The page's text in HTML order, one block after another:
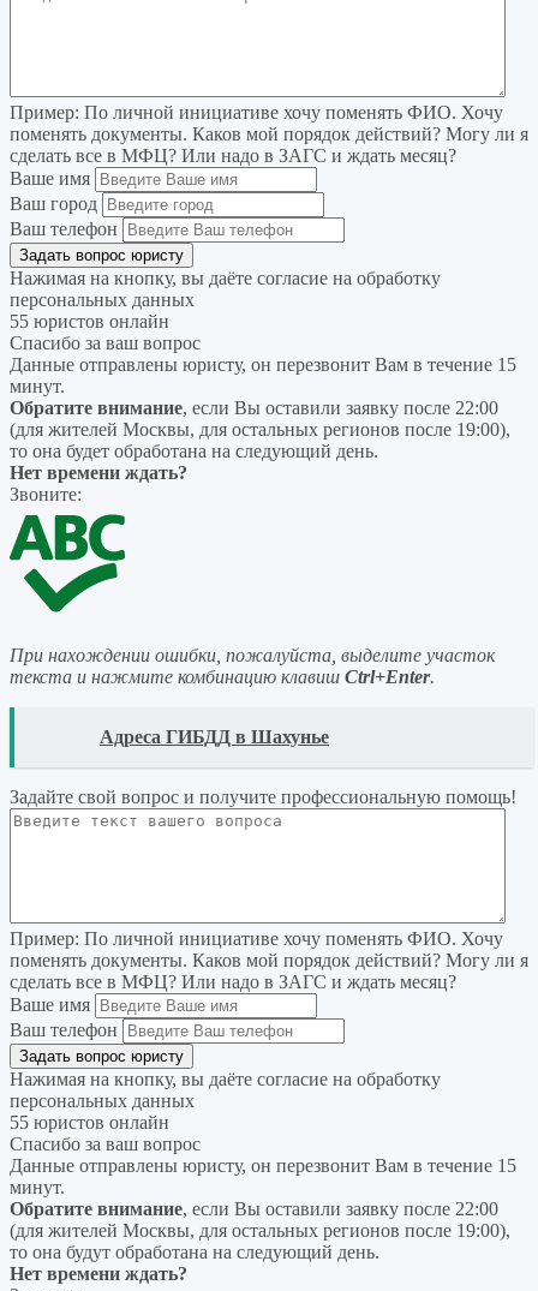
Пример: По личной инициативе хочу поменять ФИО. Хочу
поменять документы. Каков мой порядок действий? Могу ли я
сделать все в МФЦ? Или надо в ЗАГС и ждать месяц?
Ваше имя
Ваш город
Ваш телефон
Нажимая на кнопку, вы даёте согласие на обработку
персональных данных
55 юристов онлайн
Спасибо за ваш вопрос
Данные отправлены юристу, он перезвонит Вам в течение 15
минут.
Обратите внимание, если Вы оставили заявку после 22:00
(для жителей Москвы, для остальных регионов после 19:00),
то она будет обработана на следующий день.
Нет времени ждать?
Звоните:
При нахождении ошибки, пожалуйста, выделите участок
текста и нажмите комбинацию клавиш Ctrl+Enter.
Адреса ГИБДД в Шахунье
Задайте свой вопрос и получите профессиональную помощь!
Пример: По личной инициативе хочу поменять ФИО. Хочу
поменять документы. Каков мой порядок действий? Могу ли я
сделать все в МФЦ? Или надо в ЗАГС и ждать месяц?
Ваше имя
Ваш телефон
Нажимая на кнопку, вы даёте согласие на обработку
персональных данных
55 юристов онлайн
Спасибо за ваш вопрос
Данные отправлены юристу, он перезвонит Вам в течение 15
минут.
Обратите внимание, если Вы оставили заявку после 22:00
(для жителей Москвы, для остальных регионов после 19:00),
то она будут обработана на следующий день.
Нет времени ждать?